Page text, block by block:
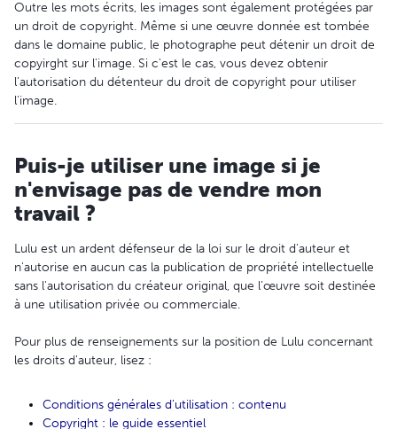
Outre les mots écrits, les images sont également protégées par
un droit de copyright. Même si une œuvre donnée est tombée
dans le domaine public, le photographe peut détenir un droit de
copyirght sur l'image. Si c'est le cas, vous devez obtenir
l'autorisation du détenteur du droit de copyright pour utiliser
l'image.
Puis-je utiliser une image si je
n'envisage pas de vendre mon
travail ?
Lulu est un ardent défenseur de la loi sur le droit d'auteur et
n'autorise en aucun cas la publication de propriété intellectuelle
sans l'autorisation du créateur original, que l'œuvre soit destinée
à une utilisation privée ou commerciale.
Pour plus de renseignements sur la position de Lulu concernant
les droits d'auteur, lisez :
Conditions générales d'utilisation : contenu
Copyright : le guide essentiel